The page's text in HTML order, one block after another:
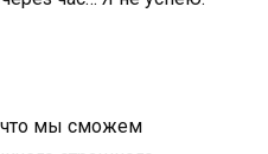
что мы сможем